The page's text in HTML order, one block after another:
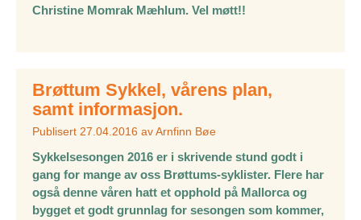
Christine Momrak Mæhlum. Vel møtt!!
Brøttum Sykkel, vårens plan,
samt informasjon.
Publisert 27.04.2016 avArnfinn Bøe
Sykkelsesongen 2016 er i skrivende stund godt i
gang for mange av oss Brøttums-syklister. Flere har
også denne våren hatt et opphold på Mallorca og
bygget et godt grunnlag for sesongen som kommer,